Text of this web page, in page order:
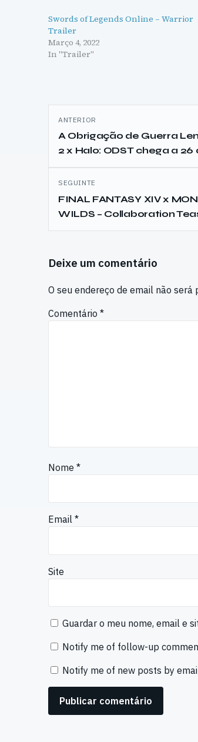
Swords of Legends Online – Warrior
Trailer
Março 4, 2022
In "Trailer"
Navegação
de
artigos
ANTERIOR
A Obrigação de Guerra
2 x Halo: ODST chega a
SEGUINTE
FINAL FANTASY XIV x
WILDS – Collaboration
Deixe um comentário
O seu endereço de email não será
Comentário *
Nome *
Email *
Site
Guardar o meu nome, email e
Notify me of follow-up
Notify me of new posts by